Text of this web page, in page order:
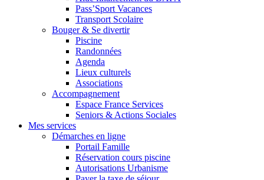
Pass’Sport Vacances
Transport Scolaire
Bouger & Se divertir
Piscine
Randonnées
Agenda
Lieux culturels
Associations
Accompagnement
Espace France Services
Seniors & Actions Sociales
Mes services
Démarches en ligne
Portail Famille
Réservation cours piscine
Autorisations Urbanisme